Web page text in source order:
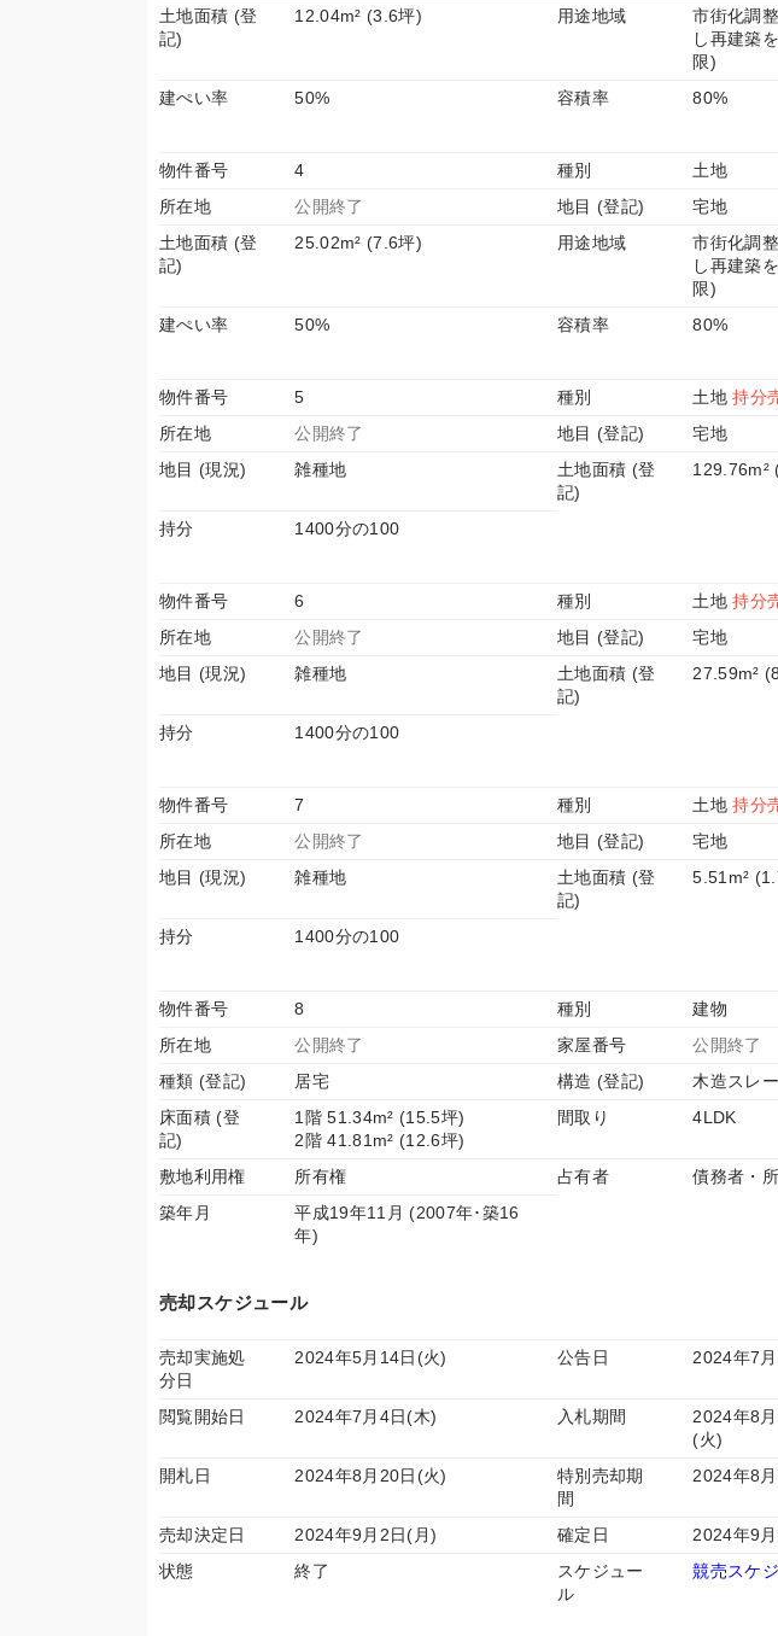
土地面積 (登
記)
12.04m² (3.6坪) 用途地域
市街化調
し再建築
限)
建ぺい率
50% 容積率 80%
物件番号 4 種別
土地
所在地
公開終了 地目 (登記)
宅地
土地面積 (登
記)
25.02m² (7.6坪) 用途地域
市街化調
し再建築
限)
建ぺい率
50% 容積率 80%
物件番号 5 種別 土地持分
所在地
公開終了 地目 (登記)
宅地
地目 (現況)
雑種地
土地面積 (登
記)
129.76m²
持分 1400分の100
物件番号 6 種別 土地持分
所在地
公開終了 地目 (登記)
宅地
地目 (現況)
雑種地
土地面積 (登
記)
27.59m²
持分 1400分の100
物件番号 7 種別 土地持分
所在地
公開終了 地目 (登記)
宅地
地目 (現況)
雑種地
土地面積 (登
記)
5.51m²
持分 1400分の100
物件番号 8 種別
建物
所在地
公開終了 家屋番号
公開終了
種類 (登記)
居宅 構造 (登記)
木造スレ
床面積 (登
記)
1階 51.34m² (15.5坪)
2階 41.81m² (12.6坪)
間取り 4LDK
敷地利用権 所有権 占有者
債務者・
築年月
平成19年11月 (2007年･築16
年)
売却スケジュール
売却実施処
分日
2024年5月14日(火) 公告日 2024年7
閲覧開始日 2024年7月4日(木) 入札期間
2024年8
(火)
開札日
2024年8月20日(火)
特別売却期
間
2024年8
売却決定日 2024年9月2日(月) 確定日
2024年9
状態
終了
スケジュー
ル
競売スケ